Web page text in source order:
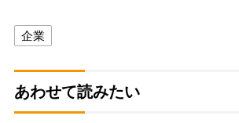
企業
あわせて読みたい